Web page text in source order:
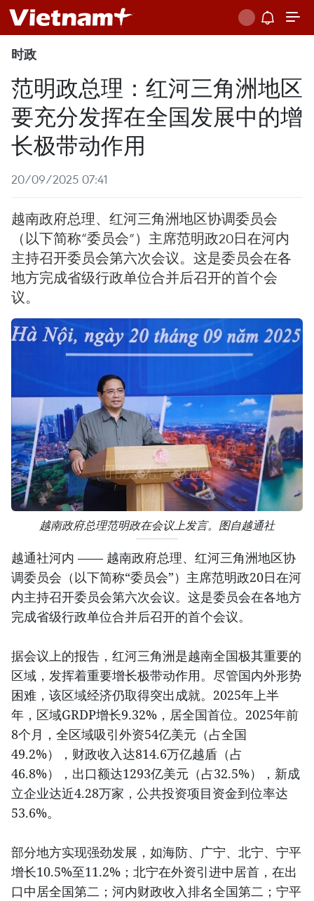
时政
范明政总理：红河三角洲地区
要充分发挥在全国发展中的增
长极带动作用
20/09/2025 07:41
越南政府总理、红河三角洲地区协调委员会
（以下简称“委员会”）主席范明政20日在河内
主持召开委员会第六次会议。这是委员会在各
地方完成省级行政单位合并后召开的首个会
议。
越南政府总理范明政在会议上发言。图自越通社
越通社河内 —— 越南政府总理、红河三角洲地区协
调委员会（以下简称“委员会”）主席范明政20日在河
内主持召开委员会第六次会议。这是委员会在各地方
完成省级行政单位合并后召开的首个会议。
据会议上的报告，红河三角洲是越南全国极其重要的
区域，发挥着重要增长极带动作用。尽管国内外形势
困难，该区域经济仍取得突出成就。2025年上半
年，区域GRDP增长9.32%，居全国首位。2025年前
8个月，全区域吸引外资54亿美元（占全国
49.2%），财政收入达814.6万亿越盾（占
46.8%），出口额达1293亿美元（占32.5%），新成
立企业达近4.28万家，公共投资项目资金到位率达
53.6%。
部分地方实现强劲发展，如海防、广宁、北宁、宁平
增长10.5%至11.2%；北宁在外资引进中居首，在出
口中居全国第二；河内财政收入排名全国第二；宁平